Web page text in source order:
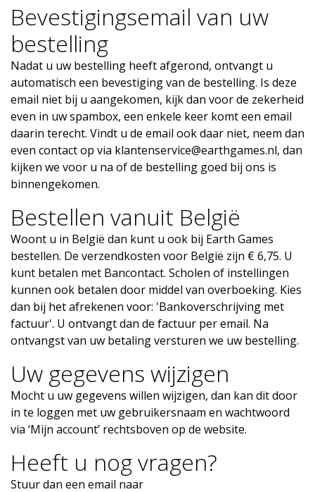
Bevestigingsemail van uw
bestelling
Nadat u uw bestelling heeft afgerond, ontvangt u
automatisch een bevestiging van de bestelling. Is deze
email niet bij u aangekomen, kijk dan voor de zekerheid
even in uw spambox, een enkele keer komt een email
daarin terecht. Vindt u de email ook daar niet, neem dan
even contact op via klantenservice@earthgames.nl, dan
kijken we voor u na of de bestelling goed bij ons is
binnengekomen.
Bestellen vanuit België
Woont u in België dan kunt u ook bij Earth Games
bestellen. De verzendkosten voor België zijn € 6,75. U
kunt betalen met Bancontact. Scholen of instellingen
kunnen ook betalen door middel van overboeking. Kies
dan bij het afrekenen voor: 'Bankoverschrijving met
factuur'. U ontvangt dan de factuur per email. Na
ontvangst van uw betaling versturen we uw bestelling.
Uw gegevens wijzigen
Mocht u uw gegevens willen wijzigen, dan kan dit door
in te loggen met uw gebruikersnaam en wachtwoord
via ‘Mijn account’ rechtsboven op de website.
Heeft u nog vragen?
Stuur dan een email naar